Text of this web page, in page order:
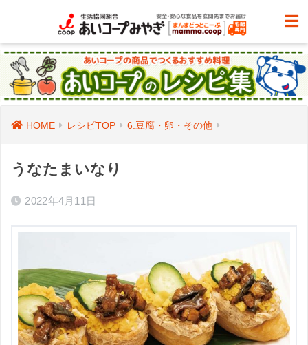
HOME レシピTOP 6.豆腐・卵・その他
うなたまいなり
2022年4月11日